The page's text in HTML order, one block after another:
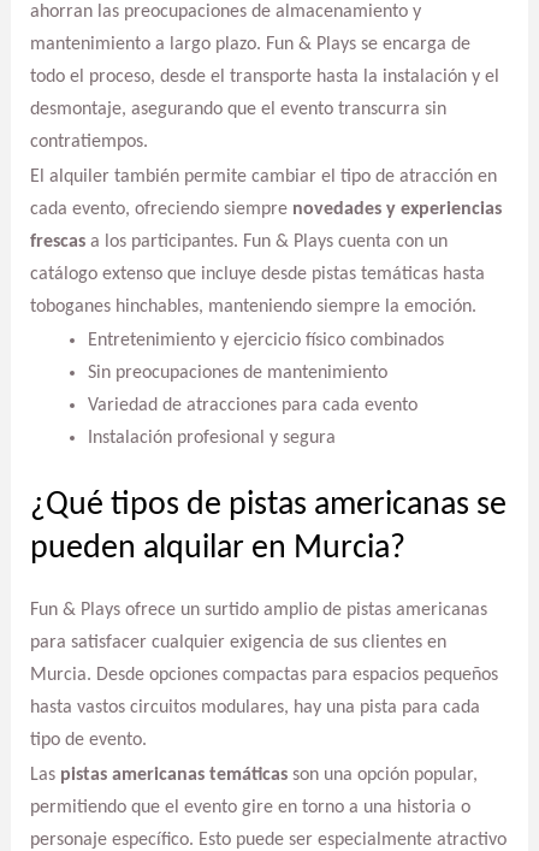
ahorran las preocupaciones de almacenamiento y
mantenimiento a largo plazo. Fun & Plays se encarga de
todo el proceso, desde el transporte hasta la instalación y el
desmontaje, asegurando que el evento transcurra sin
contratiempos.
El alquiler también permite cambiar el tipo de atracción en
cada evento, ofreciendo siempre novedades y experiencias
frescasa los participantes. Fun & Plays cuenta con un
catálogo extenso que incluye desde pistas temáticas hasta
toboganes hinchables, manteniendo siempre la emoción.
Entretenimiento y ejercicio físico combinados
Sin preocupaciones de mantenimiento
Variedad de atracciones para cada evento
Instalación profesional y segura
¿Qué tipos de pistas americanas se
pueden alquilar en Murcia?
Fun & Plays ofrece un surtido amplio de pistas americanas
para satisfacer cualquier exigencia de sus clientes en
Murcia. Desde opciones compactas para espacios pequeños
hasta vastos circuitos modulares, hay una pista para cada
tipo de evento.
Las pistas americanas temáticasson una opción popular,
permitiendo que el evento gire en torno a una historia o
personaje específico. Esto puede ser especialmente atractivo